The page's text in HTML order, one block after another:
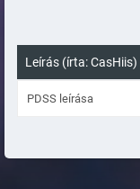
Leírás (írta: CasHiis)
PDSS leírása